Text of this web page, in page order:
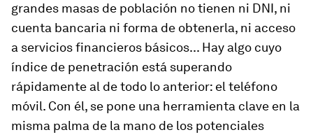
grandes masas de población no tienen ni DNI, ni
cuenta bancaria ni forma de obtenerla, ni acceso
a servicios financieros básicos... Hay algo cuyo
índice de penetración está superando
rápidamente al de todo lo anterior: el teléfono
móvil. Con él, se pone una herramienta clave en la
misma palma de la mano de los potenciales